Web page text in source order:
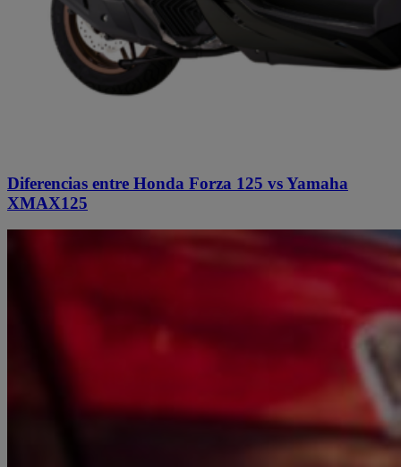
Diferencias entre Honda Forza 125 vs Yamaha
XMAX125